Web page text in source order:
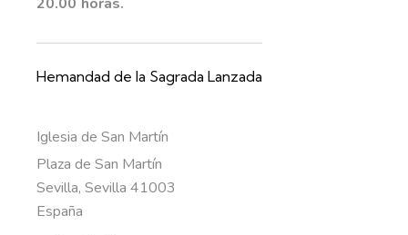
Hemandad de la Sagrada Lanzada
Iglesia de San Martín
Plaza de San Martín
Sevilla, Sevilla 41003
España